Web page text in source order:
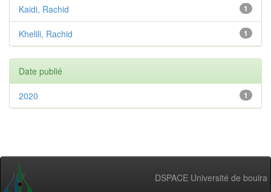
1
Kaidi, Rachid
1
Khelili, Rachid
Date publié
1
2020
DSPACE Université de bouira